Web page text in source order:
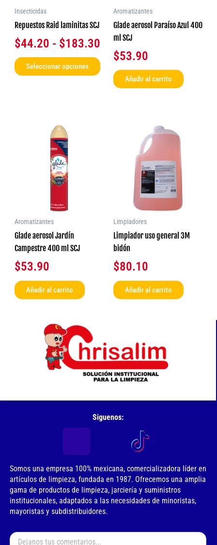
Insecticidas
Repuestos Raid laminitas SCJ
$44.20 - $183.30
$183.30
Seleccionar opciones
pueden
página
Aromatizantes
Glade aerosol Paraíso Azul 400
ml SCJ
$53.90
Añadir al carrito
Aromatizantes
Glade aerosol Jardín
Campestre 400 ml SCJ
$53.90
Añadir al carrito
Limpiadores
Limpiador uso general 3M
bidón
$80.10
Añadir al carrito
Siguenos:
Somos una empresa 100% mexicana, comercializadora líder en
artículos de limpieza, fundada en 1987. Ofrecemos una amplia
gama de productos de limpieza, jarciería y suministros
institucionales, adaptados a las necesidades de minoristas,
mayoristas y subdistribuidores.